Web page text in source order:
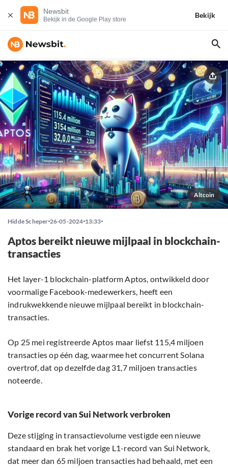
Newsbit
Bekijk in de Google Play store
Bekijk
Altcoin
Hidde Scheper 26-05-2024 13:33
Aptos bereikt nieuwe mijlpaal in blockchain-
transacties
Het layer-1 blockchain-platform Aptos, ontwikkeld door
voormalige Facebook-medewerkers, heeft een
indrukwekkende nieuwe mijlpaal bereikt in blockchain-
transacties.
Op 25 mei registreerde Aptos maar liefst 115,4 miljoen
transacties op één dag, waarmee het concurrent Solana
overtrof, dat op dezelfde dag 31,7 miljoen transacties
noteerde.
Vorige record van Sui Network verbroken
Deze stijging in transactievolume vestigde een nieuwe
standaard en brak het vorige L1-record van Sui Network,
dat meer dan 65 miljoen transacties had behaald, met een